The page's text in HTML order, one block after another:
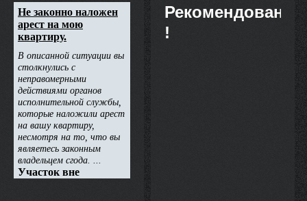
Рекомендовано
!